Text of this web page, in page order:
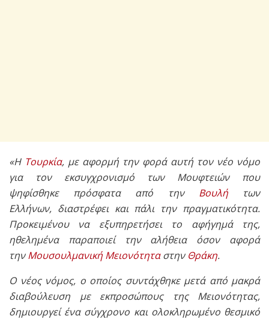
«Η Τουρκία, με αφορμή την φορά αυτή τον νέο νόμο
για τον εκσυγχρονισμό των Μουφτειών που
ψηφίσθηκε πρόσφατα από την Βουλήτων
Ελλήνων, διαστρέφει και πάλι την πραγματικότητα.
Προκειμένου να εξυπηρετήσει το αφήγημά της,
ηθελημένα παραποιεί την αλήθεια όσον αφορά
τηνΜουσουλμανική Μειονότηταστην Θράκη.
Ο νέος νόμος, ο οποίος συντάχθηκε μετά από μακρά
διαβούλευση με εκπροσώπους της Μειονότητας,
δημιουργεί ένα σύγχρονο και ολοκληρωμένο θεσμικό